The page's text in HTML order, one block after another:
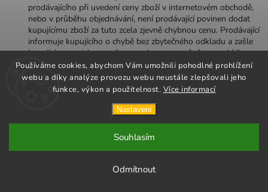
Používáme cookies, abychom Vám umožnili pohodlné prohlížení
webu a díky analýze provozu webu neustále zlepšovali jeho
funkce, výkon a použitelnost. Více informací
Nastavení
Odmítnout
Souhlasím
prodávajícího při uvedení ceny zboží v internetovém obchodě,
nebo v průběhu objednávání, není prodávající povinen dodat
kupujícímu zboží za tuto zcela zjevně chybnou cenu. Prodávající
informuje kupujícího o chybě bez zbytečného odkladu a zašle
kupujícímu na jeho emailovou adresu pozměněnou nabídku.
Pozměněná nabídka se považuje za nový návrh kupní smlouvy
a kupní smlouva je v takovém případě uzavřena potvrzením o
přijetí kupujícím na emailovou adresu prodávajícího.
IV. Zákaznický účet a údaje kupujícího
Na základě registrace provedené kupujícím v internetovém
obchodě může kupující přistupovat do svého zákaznického účtu.
Ze svého zákaznického účtu může kupující provádět
objednávat zboží také bez registrace.